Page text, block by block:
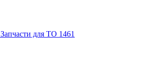
Запчасти для ТО 1461